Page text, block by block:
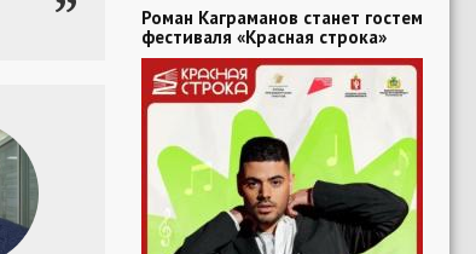
Роман Каграманов станет гостем
фестиваля «Красная строка»